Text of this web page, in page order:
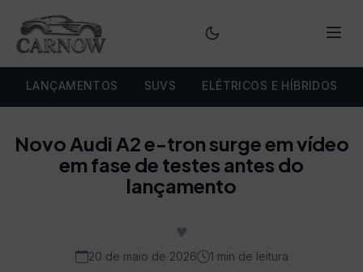
LANÇAMENTOS SUVS ELÉTRICOS E HÍBRIDOS
Novo Audi A2 e-tron surge em vídeo
em fase de testes antes do
lançamento
♥
20 de maio de 2026 1 min de leitura